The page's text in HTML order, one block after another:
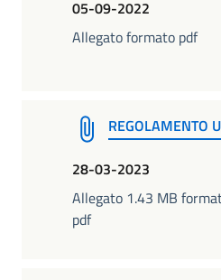
05-09-2022
Allegato formato pdf
REGOLAMENTO
28-03-2023
Allegato 1.43 MB
pdf